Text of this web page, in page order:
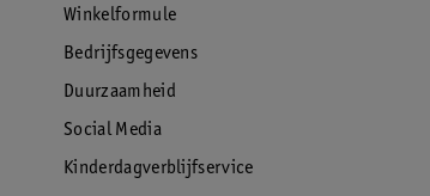
Winkelformule
Bedrijfsgegevens
Duurzaamheid
Social Media
Kinderdagverblijfservice